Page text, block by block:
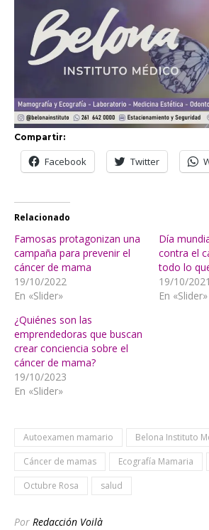
Compartir:
Facebook Twitter
Relacionado
Famosas protagonizan una
campaña para prevenir el
cáncer de mama
19/10/2022
En «Slider»
Día
contra el
todo lo
19/10/2021
En «Slider»
¿Quiénes son las
emprendedoras que buscan
crear conciencia sobre el
cáncer de mama?
19/10/2023
En «Slider»
Autoexamen mamario
Belona Instituto
Cáncer de mamas
Ecografía Mamaria
Octubre Rosa
salud
Por Redacción Voilà